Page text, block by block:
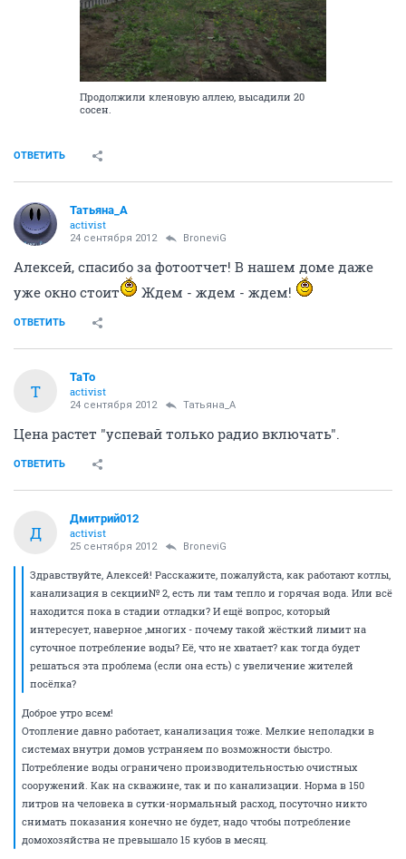
Продолжили кленовую аллею, высадили 20
сосен.
ОТВЕТИТЬ
Татьяна_А
activist
24 сентября 2012 BroneviG
Алексей, спасибо за фотоотчет! В нашем доме даже
уже окно стоит
Ждем - ждем - ждем!
ОТВЕТИТЬ
T
TaTo
activist
24 сентября 2012 Татьяна_А
Цена растет "успевай только радио включать".
ОТВЕТИТЬ
Д
Дмитрий012
activist
25 сентября 2012 BroneviG
Здравствуйте, Алексей! Расскажите, пожалуйста, как работают котлы,
канализация в секции№ 2, есть ли там тепло и горячая вода. Или всё
находится пока в стадии отладки? И ещё вопрос, который
интересует, наверное ,многих - почему такой жёсткий лимит на
суточное потребление воды? Её, что не хватает? как тогда будет
решаться эта проблема (если она есть) с увеличение жителей
посёлка?
Доброе утро всем!
Отопление давно работает, канализация тоже. Мелкие неполадки в
системах внутри домов устраняем по возможности быстро.
Потребление воды ограничено производительностью очистных
сооружений. Как на скважине, так и по канализации. Норма в 150
литров на человека в сутки-нормальный расход, посуточно никто
снимать показания конечно не будет, надо чтобы потребление
домохозяйства не превышало 15 кубов в месяц.